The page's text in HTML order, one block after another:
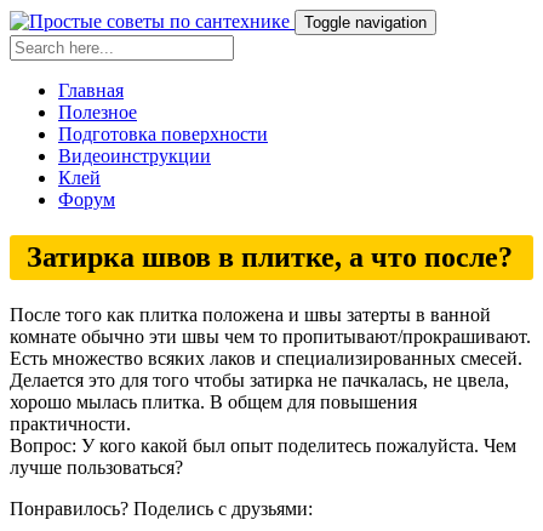
Toggle navigation
Главная
Полезное
Подготовка поверхности
Видеоинструкции
Клей
Форум
Затирка швов в плитке, а что после?
После того как плитка положена и швы затерты в ванной
комнате обычно эти швы чем то пропитывают/прокрашивают.
Есть множество всяких лаков и специализированных смесей.
Делается это для того чтобы затирка не пачкалась, не цвела,
хорошо мылась плитка. В общем для повышения
практичности.
Вопрос: У кого какой был опыт поделитесь пожалуйста. Чем
лучше пользоваться?
Понравилось? Поделись с друзьями: